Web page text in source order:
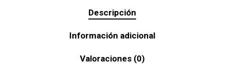
Descripción
Información adicional
Valoraciones (0)